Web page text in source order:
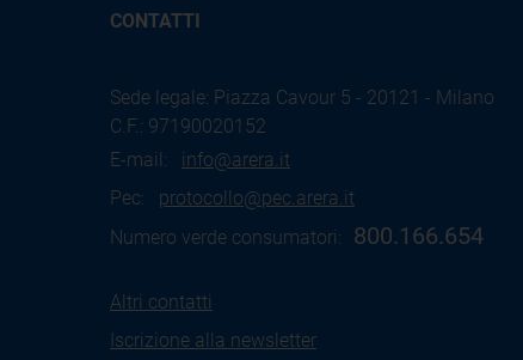
CONTATTI
Sede legale: Piazza Cavour 5 - 20121 - Milano
C.F.: 97190020152
E-mail: info@arera.it
Pec: protocollo@pec.arera.it
Numero verde consumatori:
800.166.654
Altri contatti
Iscrizione alla newsletter